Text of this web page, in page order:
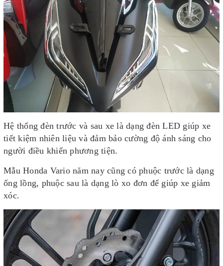
Hệ thống đèn trước và sau xe là dạng đèn LED giúp xe
tiết kiệm nhiên liệu và đảm bảo cường độ ánh sáng cho
người điều khiển phương tiện.
Mẫu Honda Vario năm nay cũng có phuộc trước là dạng
ống lồng, phuộc sau là dạng lò xo đơn để giúp xe giảm
xóc.